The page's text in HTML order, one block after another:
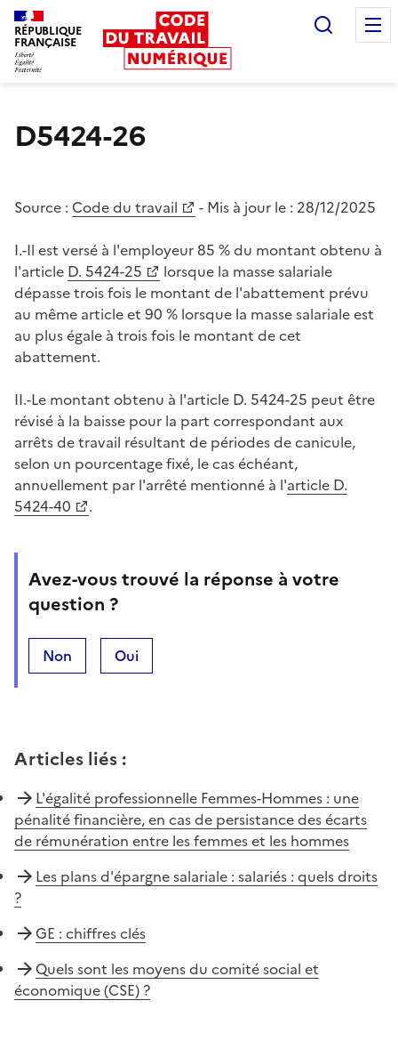
RÉPUBLIQUE
FRANÇAISE
D5424-26
Source : Code du travail - Mis à jour le : 28/12/2025
I.-Il est versé à l'employeur 85 % du montant obtenu à
l'article D. 5424-25
lorsque la masse salariale
dépasse trois fois le montant de l'abattement prévu
au même article et 90 % lorsque la masse salariale est
au plus égale à trois fois le montant de cet
abattement.
II.-Le montant obtenu à l'article D. 5424-25 peut être
révisé à la baisse pour la part correspondant aux
arrêts de travail résultant de périodes de canicule,
selon un pourcentage fixé, le cas échéant,
annuellement par l'arrêté mentionné à l'article D.
5424-40
.
Avez-vous trouvé la réponse à votre
question ?
Non Oui
Articles liés :
L'égalité professionnelle Femmes-Hommes : une
pénalité financière, en cas de persistance des écarts
de rémunération entre les femmes et les hommes
Les plans d'épargne salariale : salariés : quels droits
?
GE : chiffres clés
Quels sont les moyens du comité social et
économique (CSE) ?